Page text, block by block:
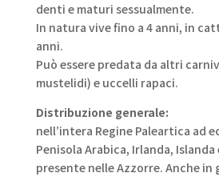
denti e maturi sessualmente.
In natura vive fino a 4 anni, in
anni.
Può essere predata da altri
mustelidi) e uccelli rapaci.
Distribuzione generale:
nell’intera Regine Paleartica ad
Penisola Arabica, Irlanda,
presente nelle Azzorre. Anche in